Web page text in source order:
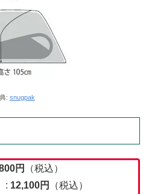
: snugpak
円
（税込）
: 12,100円 （税込）